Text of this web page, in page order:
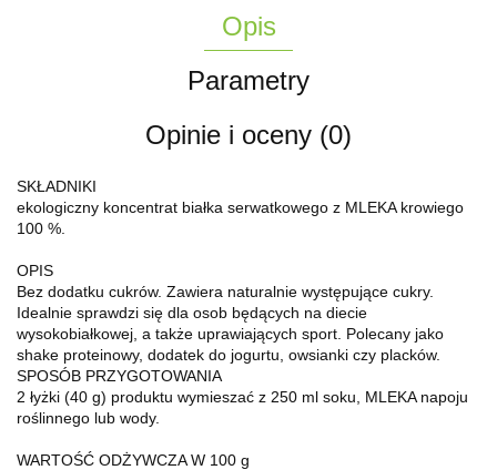
Opis
Parametry
Opinie i oceny (0)
SKŁADNIKI
ekologiczny koncentrat białka serwatkowego z MLEKA krowiego
100 %.
OPIS
Bez dodatku cukrów. Zawiera naturalnie występujące cukry.
Idealnie sprawdzi się dla osob będących na diecie
wysokobiałkowej, a także uprawiających sport. Polecany jako
shake proteinowy, dodatek do jogurtu, owsianki czy placków.
SPOSÓB PRZYGOTOWANIA
2 łyżki (40 g) produktu wymieszać z 250 ml soku, MLEKA napoju
roślinnego lub wody.
WARTOŚĆ ODŻYWCZA W 100 g